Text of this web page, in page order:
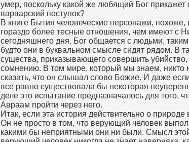
умер, поскольку какой же любящий Бог прикажет
варварский поступок?
В книге Бытия человеческие персонажи,
гораздо более тесные отношения, чем имеют с
сегодняшнего дня. Бог общается с людьми,
будто они в буквальном смысле сидят рядом. В
существа, приказывающего совершить убийство,
сомнению. В том мире, который мы знаем, никто
сказать, что он слышал слово Божие. И даже
все равно существовала бы некоторая
деле это испытание предназначалось для того,
Авраам пройти через него.
Итак, если эта история действительно о
Он не просто в том, что верующий человек
какими бы неприятными они ни были. Смысл